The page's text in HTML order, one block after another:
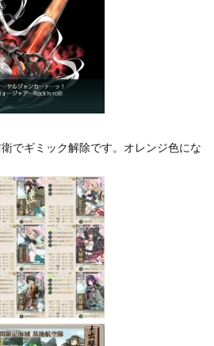
でギミック解除です。オレンジ色にな